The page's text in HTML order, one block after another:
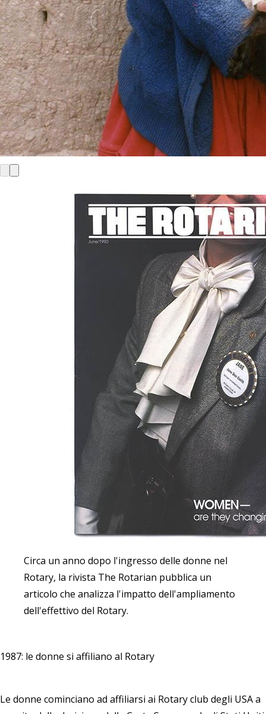
Circa un anno dopo l'ingresso delle donne nel
Rotary, la rivista The Rotarian pubblica un
articolo che analizza l'impatto dell'ampliamento
dell'effettivo del Rotary.
1987: le donne si affiliano al Rotary
Le donne cominciano ad affiliarsi ai Rotary club degli USA a